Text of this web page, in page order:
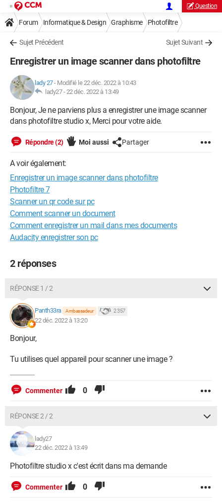
Question
Forum Informatique & Design Graphisme Photofiltre
Sujet Précédent Sujet Suivant
Enregistrer un image scanner dans photofiltre
lady 27- Modifié le 22 déc. 2022 à 10:43
lady27 -22 déc. 2022 à 13:49
Bonjour, Je ne parviens plus a enregistrer une image scanner
dans photofiltre studio x, Merci pour votre aide.
Répondre (2) Moi aussi Partager
A voir également:
Enregistrer un image scanner dans photofiltre
Photofiltre 7
Scanner un qr code sur pc
Comment scanner un document
Comment enregistrer un mail dans mes documents
Audacity enregistrer son pc
2 réponses
RÉPONSE 1 / 2
Panth33ra Ambassadeur 2 357
22 déc. 2022 à 13:20
Bonjour,
Tu utilises quel appareil pour scanner une image ?
Commenter 0
RÉPONSE 2 / 2
lady27
22 déc. 2022 à 13:49
Photofiltre studio x c'est écrit dans ma demande
Commenter 0